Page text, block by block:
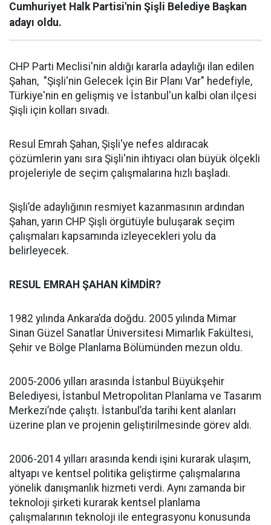
Cumhuriyet Halk Partisi'nin Şişli Belediye Başkan
adayı oldu.
CHP Parti Meclisi'nin aldığı kararla adaylığı ilan edilen
Şahan, "Şişli'nin Gelecek İçin Bir Planı Var" hedefiyle,
Türkiye'nin en gelişmiş ve İstanbul'un kalbi olan ilçesi
Şişli için kolları sıvadı.
Resul Emrah Şahan, Şişli'ye nefes aldıracak
çözümlerin yanı sıra Şişli'nin ihtiyacı olan büyük ölçekli
projeleriyle de seçim çalışmalarına hızlı başladı.
Şişli’de adaylığının resmiyet kazanmasının ardından
Şahan, yarın CHP Şişli örgütüyle buluşarak seçim
çalışmaları kapsamında izleyecekleri yolu da
belirleyecek.
RESUL EMRAH ŞAHAN KİMDİR?
1982 yılında Ankara’da doğdu. 2005 yılında Mimar
Sinan Güzel Sanatlar Üniversitesi Mimarlık Fakültesi,
Şehir ve Bölge Planlama Bölümünden mezun oldu.
2005-2006 yılları arasında İstanbul Büyükşehir
Belediyesi, İstanbul Metropolitan Planlama ve Tasarım
Merkezi’nde çalıştı. İstanbul’da tarihi kent alanları
üzerine plan ve projenin geliştirilmesinde görev aldı.
2006-2014 yılları arasında kendi işini kurarak ulaşım,
altyapı ve kentsel politika geliştirme çalışmalarına
yönelik danışmanlık hizmeti verdi. Aynı zamanda bir
teknoloji şirketi kurarak kentsel planlama
çalışmalarının teknoloji ile entegrasyonu konusunda